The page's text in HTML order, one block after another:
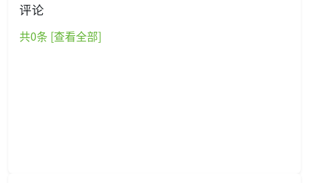
评论
共0条 [查看全部]